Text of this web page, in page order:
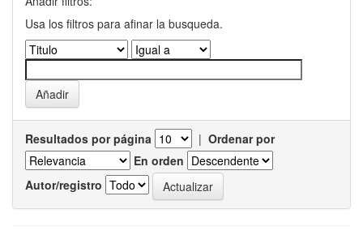
Usa los filtros para afinar la busqueda.
Resultados por página | Ordenar por
En orden
Autor/registro